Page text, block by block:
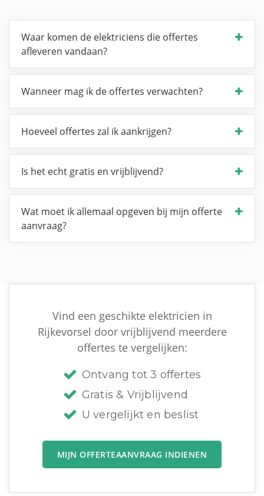
Waar komen de elektriciens die offertes
afleveren vandaan?
Wanneer mag ik de offertes verwachten?
Hoeveel offertes zal ik aankrijgen?
Is het echt gratis en vrijblijvend?
Wat moet ik allemaal opgeven bij mijn offerte
aanvraag?
Vind een geschikte elektricien in
Rijkevorsel door vrijblijvend meerdere
offertes te vergelijken:
Ontvang tot 3 offertes
Gratis & Vrijblijvend
U vergelijkt en beslist
MIJN OFFERTEAANVRAAG INDIENEN